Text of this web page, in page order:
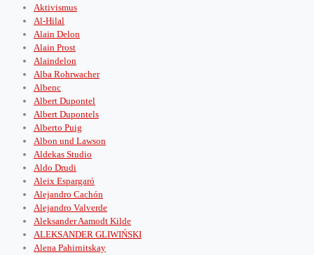
Aktivismus
Al-Hilal
Alain Delon
Alain Prost
Alaindelon
Alba Rohrwacher
Albenc
Albert Dupontel
Albert Dupontels
Alberto Puig
Albon und Lawson
Aldekas Studio
Aldo Drudi
Aleix Espargaró
Alejandro Cachón
Alejandro Valverde
Aleksander Aamodt Kilde
ALEKSANDER GLIWIŃSKI
Alena Pahirnitskay